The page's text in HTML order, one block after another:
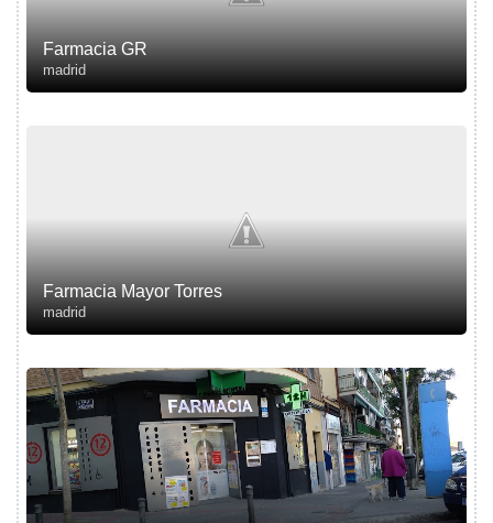
Farmacia GR
madrid
Farmacia Mayor Torres
madrid